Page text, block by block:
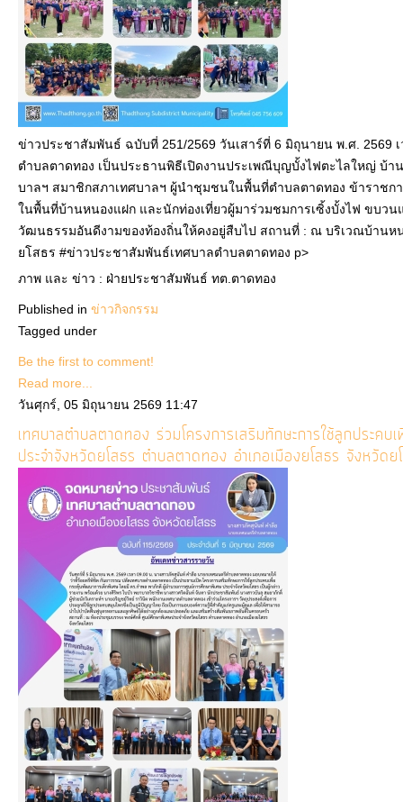
ข่าวประชาสัมพันธ์ ฉบับที่ 251/2569 วันเสาร์ที่ 6 มิถุนายน พ.ศ. 2569
ตำบลตาดทอง เป็นประธานพิธีเปิดงานประเพณีบุญบั้งไฟตะไลใหญ่ บ้
บาลฯ สมาชิกสภาเทศบาลฯ ผู้นำชุมชนในพื้นที่ตำบลตาดทอง ข้าราชก
ในพื้นที่บ้านหนองแฝก และนักท่องเที่ยวผู้มาร่วมชมการเซิ้งบั้งไฟ ขบว
วัฒนธรรมอันดีงามของท้องถิ่นให้คงอยู่สืบไป สถานที่ : ณ บริเวณบ้านห
ยโสธร #ข่าวประชาสัมพันธ์เทศบาลตำบลตาดทอง p>
ภาพ และ ข่าว : ฝ่ายประชาสัมพันธ์ ทต.ตาดทอง
Published in ข่าวกิจกรรม
Tagged under
Be the first to comment!
Read more...
วันศุกร์, 05 มิถุนายน 2569 11:47
เทศบาลตำบลตาดทอง ร่วมโครงการเสริมทักษะการใช้ลูกประ
ประจำจังหวัดยโสธร ตำบลตาดทอง อำเภอเมืองยโสธร จังหวัดย